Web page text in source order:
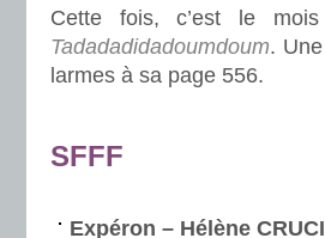
Cette fois, c’est le
Tadadadidadoumdoum.
larmes à sa page 556.
SFFF
Expéron – Hélène